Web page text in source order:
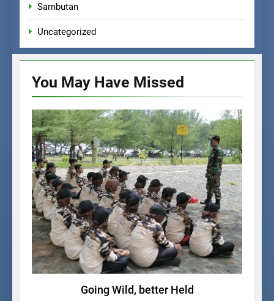
Sambutan
Uncategorized
You May Have Missed
KEGIATAN SISWA
Going Wild, better Held